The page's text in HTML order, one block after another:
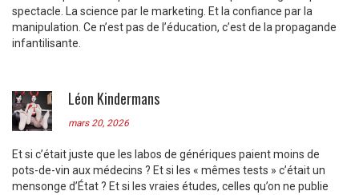
spectacle. La science par le marketing. Et la confiance par la
manipulation. Ce n’est pas de l’éducation, c’est de la propagande
infantilisante.
Léon Kindermans
mars 20, 2026
Et si c’était juste que les labos de génériques paient moins de
pots-de-vin aux médecins ? Et si les « mêmes tests » c’était un
mensonge d’État ? Et si les vraies études, celles qu’on ne publie